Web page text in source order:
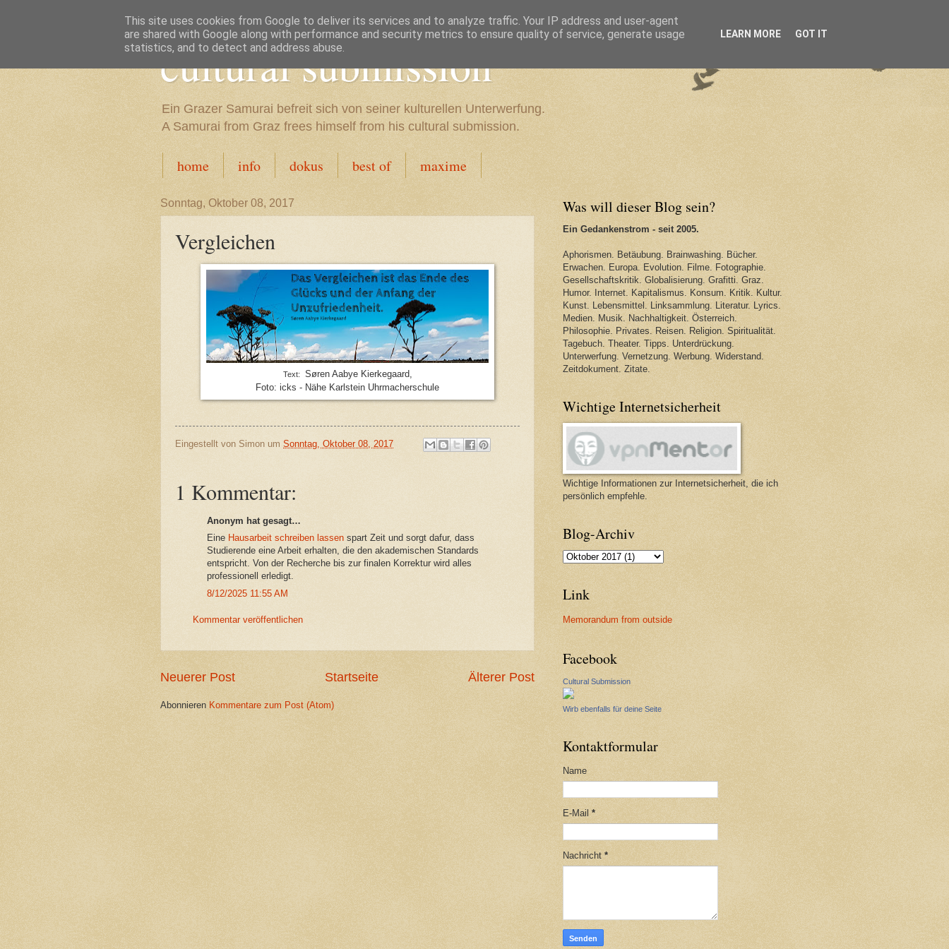
cultural submission
Ein Grazer Samurai befreit sich von seiner kulturellen Unterwerfung.
A Samurai from Graz frees himself from his cultural submission.
home info dokus best of maxime
Sonntag, Oktober 08, 2017
Vergleichen
Text:
Søren Aabye Kierkegaard,
Foto: icks - Nähe Karlstein Uhrmacherschule
Eingestellt von Simon um Sonntag, Oktober 08, 2017
1 Kommentar:
Anonym hat gesagt…
Eine Hausarbeit schreiben lassen spart Zeit und sorgt dafur, dass
Studierende eine Arbeit erhalten, die den akademischen Standards
entspricht. Von der Recherche bis zur finalen Korrektur wird alles
professionell erledigt.
8/12/2025 11:55 AM
Kommentar veröffentlichen
Neuerer Post Älterer Post
Startseite
Abonnieren Kommentare zum Post (Atom)
Was will dieser Blog sein?
Ein Gedankenstrom - seit 2005.
Aphorismen. Betäubung. Brainwashing. Bücher.
Erwachen. Europa. Evolution. Filme. Fotographie.
Gesellschaftskritik. Globalisierung. Grafitti. Graz.
Humor. Internet. Kapitalismus. Konsum. Kritik. Kultur.
Kunst. Lebensmittel. Linksammlung. Literatur. Lyrics.
Medien. Musik. Nachhaltigkeit. Österreich.
Philosophie. Privates. Reisen. Religion. Spiritualität.
Tagebuch. Theater. Tipps. Unterdrückung.
Unterwerfung. Vernetzung. Werbung. Widerstand.
Zeitdokument. Zitate.
Wichtige Internetsicherheit
Wichtige Informationen zur Internetsicherheit, die ich
persönlich empfehle.
Blog-Archiv
Link
Memorandum from outside
Facebook
Cultural Submission
Wirb ebenfalls für deine Seite
Kontaktformular
Name
E-Mail *
Nachricht *
This site uses cookies from Google to deliver its services and to analyze traffic. Your IP address and user-agent
are shared with Google along with performance and security metrics to ensure quality of service, generate usage
statistics, and to detect and address abuse.
LEARN MORE GOT IT